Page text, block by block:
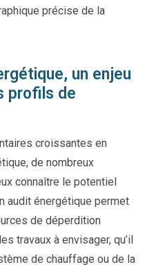
précise de la
un enjeu
profils de
croissantes en
de nombreux
connaître le potentiel
audit énergétique permet
de déperdition
travaux à envisager, qu’il
de chauffage ou de la